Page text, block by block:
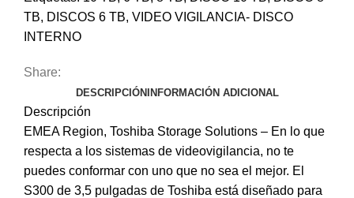
TB, DISCOS 6 TB, VIDEO VIGILANCIA- DISCO
INTERNO
Share:
DESCRIPCIÓNINFORMACIÓN ADICIONAL
Descripción
EMEA Region, Toshiba Storage Solutions – En lo que
respecta a los sistemas de videovigilancia, no te
puedes conformar con uno que no sea el mejor. El
S300 de 3,5 pulgadas de Toshiba está diseñado para